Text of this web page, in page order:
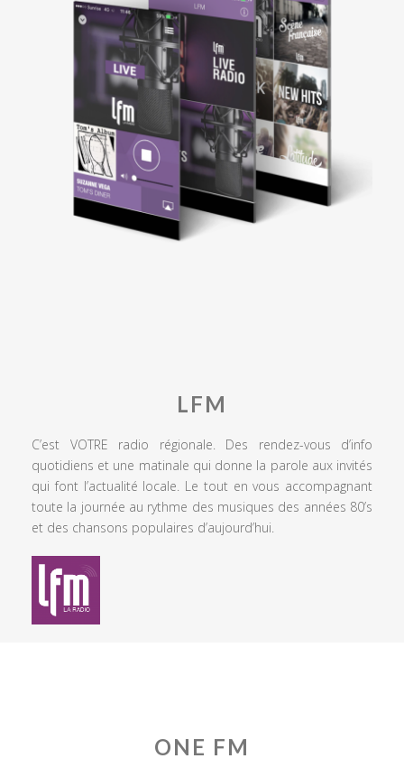
LFM
C’est VOTRE radio régionale. Des rendez-vous d’info
quotidiens et une matinale qui donne la parole aux invités
qui font l’actualité locale. Le tout en vous accompagnant
toute la journée au rythme des musiques des années 80’s
et des chansons populaires d’aujourd’hui.
ONE FM